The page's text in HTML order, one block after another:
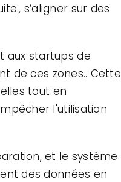
s’aligner sur des
aux startups de
de ces zones.. Cette
tout en
l'utilisation
et le système
des données en